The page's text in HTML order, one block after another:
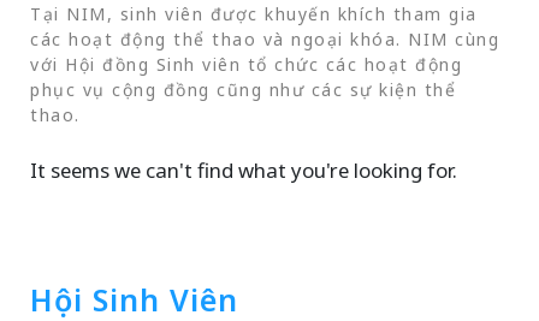
Tại NIM, sinh viên được khuyến khích tham gia
các hoạt động thể thao và ngoại khóa. NIM cùng
với Hội đồng Sinh viên tổ chức các hoạt động
phục vụ cộng đồng cũng như các sự kiện thể
thao.
It seems we can't find what you're looking for.
Hội Sinh Viên